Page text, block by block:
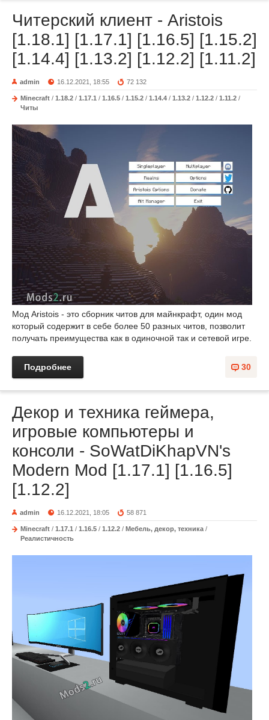
Читерский клиент - Aristois
[1.18.1] [1.17.1] [1.16.5] [1.15.2]
[1.14.4] [1.13.2] [1.12.2] [1.11.2]
admin 16.12.2021, 18:55 72 132
Minecraft / 1.18.2 / 1.17.1 / 1.16.5 / 1.15.2 / 1.14.4 / 1.13.2 / 1.12.2 / 1.11.2 /
Читы
Мод Aristois - это сборник читов для майнкрафт, один мод
который содержит в себе более 50 разных читов, позволит
получать преимущества как в одиночной так и сетевой игре.
30
Подробнее
Декор и техника геймера,
игровые компьютеры и
консоли - SoWatDiKhapVN's
Modern Mod [1.17.1] [1.16.5]
[1.12.2]
admin 16.12.2021, 18:05 58 871
Minecraft / 1.17.1 / 1.16.5 / 1.12.2 / Мебель, декор, техника /
Реалистичность